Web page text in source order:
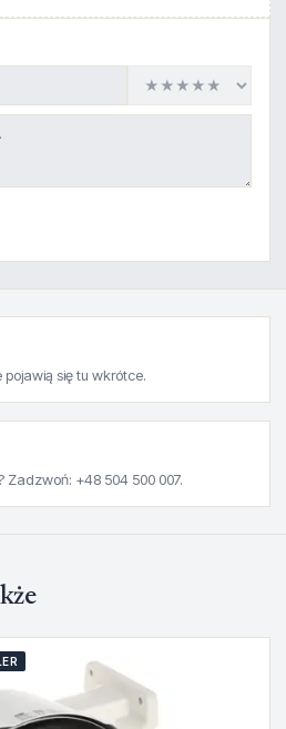
się tu wkrótce.
+48 504 500 007.